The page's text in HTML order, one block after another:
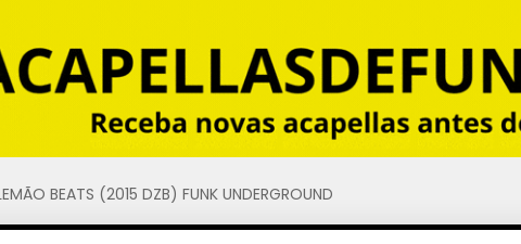
BEATS (2015 DZB) FUNK UNDERGROUND